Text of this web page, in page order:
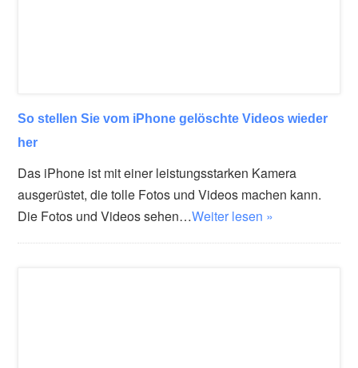
So stellen Sie vom iPhone gelöschte Videos wieder
her
Das iPhone ist mit einer leistungsstarken Kamera
ausgerüstet, die tolle Fotos und Videos machen kann.
Die Fotos und Videos sehen…Weiter lesen »